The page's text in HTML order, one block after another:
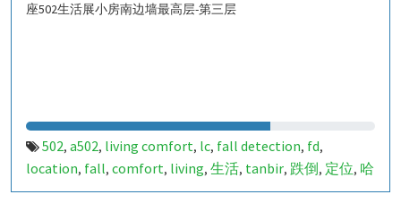
座502生活展小房南边墙最高层-第三层
502, a502, living comfort, lc, fall detection, fd,
location, fall, comfort, living, 生活, tanbir, 跌倒, 定位, 哈
山,室内定位,室内,indoor,indoor living comfort,ilc,